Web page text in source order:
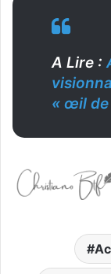
A Lire :
« œil de